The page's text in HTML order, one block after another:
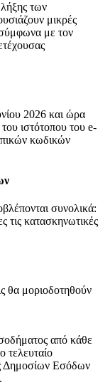
λήξης των
μικρές
σύμφωνα με τον
2026 και ώρα
ιστότοπου του e-
κωδικών
συνολικά:
τις κατασκηνωτικές
θα μοριοδοτηθούν
από κάθε
τελευταίο
Δημοσίων Εσόδων